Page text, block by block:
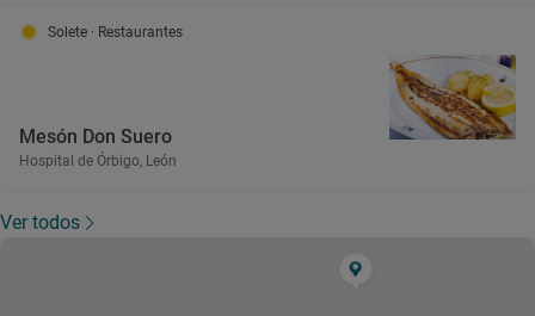
Solete · Restaurantes
Mesón Don Suero
Hospital de Órbigo, León
Ver todos